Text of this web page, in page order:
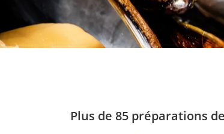
Plus de 85 préparations